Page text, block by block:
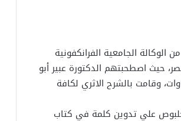
الجامعية الفرانكفونية
حيث اصطحبتهم الدكتورة عبير أبو
وقامت بالشرح الاثري لكافة
خلبوص علي تدوين كلمة في كتاب